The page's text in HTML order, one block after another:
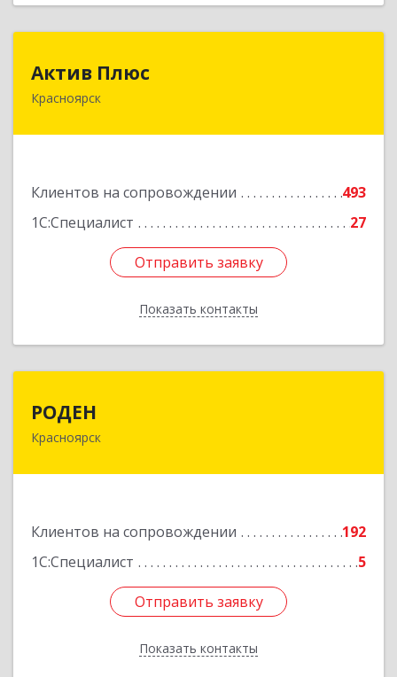
Актив Плюс
Красноярск
Клиентов на сопровождении
493
1С:Специалист
27
Отправить заявку
Показать контакты
660017, Красноярский край, Красноярск г,
Отправить заявку
Назад
РОДЕН
Красноярск
Клиентов на сопровождении
192
1С:Специалист
5
Отправить заявку
Показать контакты
660064, Красноярский край, Красноярск г, им
Отправить заявку
Назад